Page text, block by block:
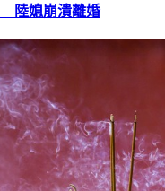
陸媳崩潰離婚